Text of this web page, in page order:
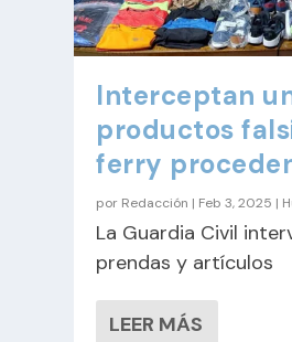
Interceptan
productos
ferry
por Redacción | Feb 3, 2025 |
La Guardia Civil
prendas y artículos
LEER MÁS